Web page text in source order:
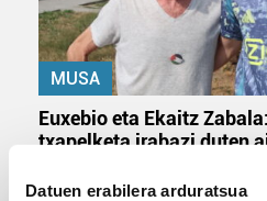
Datuen erabilera arduratsua
MUSA
Euxebio eta Ekaitz
txapelketa irabazi duten